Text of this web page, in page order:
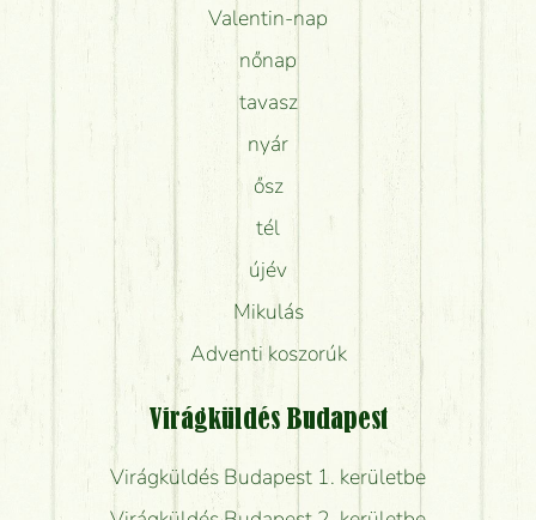
Valentin-nap
nőnap
tavasz
nyár
ősz
tél
újév
Mikulás
Adventi koszorúk
Virágküldés Budapest
Virágküldés Budapest 1. kerületbe